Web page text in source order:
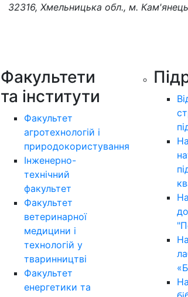
32316, Хмельницька обл., м.
Факультети
та інститути
Факультет
агротехнологій і
природокористування
Інженерно-
технічний
факультет
Факультет
ветеринарної
медицини і
технологій у
тваринництві
Факультет
енергетики та